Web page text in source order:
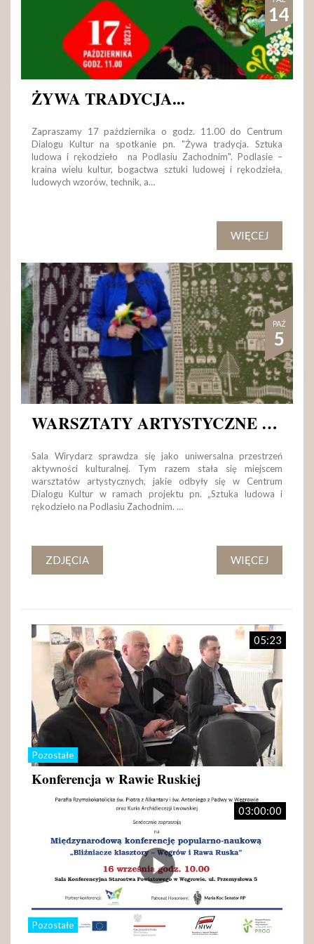
14
ŻYWA TRADYCJA...
Zapraszamy 17 października o godz. 11.00 do Centrum
Dialogu Kultur na spotkanie pn. "Żywa tradycja. Sztuka
ludowa i rękodzieło na Podlasiu Zachodnim". Podlasie –
kraina wielu kultur, bogactwa sztuki ludowej i rękodzieła,
ludowych wzorów, technik, a…
WIĘCEJ
PAŹ
5
WARSZTATY ARTYSTYCZNE Z MAŁGORZATĄ PEPŁOWSKĄ
Sala Wirydarz sprawdza się jako uniwersalna przestrzeń
aktywności kulturalnej. Tym razem stała się miejscem
warsztatów artystycznych, jakie odbyły się w Centrum
Dialogu Kultur w ramach projektu pn. „Sztuka ludowa i
rękodzieło na Podlasiu Zachodnim. …
WIĘCEJ
ZDJĘCIA
Pozostałe
05:23
Konferencja w Rawie Ruskiej
Pozostałe
03:00:00